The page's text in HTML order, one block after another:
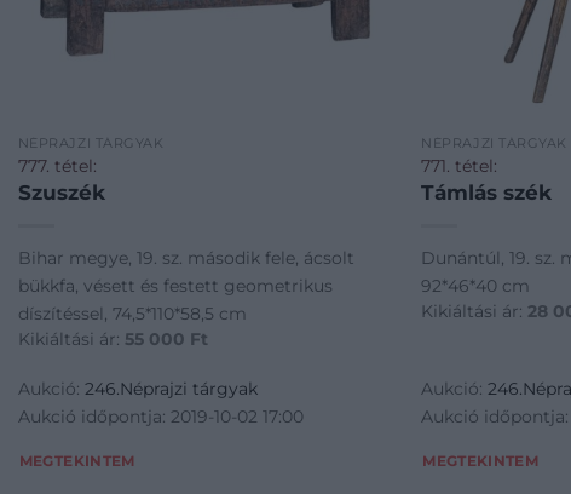
NÉPRAJZI TÁRGYAK
777. tétel:
Szuszék
Bihar megye, 19. sz. második fele, ácsolt
bükkfa, vésett és festett geometrikus
díszítéssel, 74,5*110*58,5 cm
Kikiáltási ár: 55 000 Ft
Aukció: 246.Néprajzi tárgyak
Aukció időpontja: 2019-10-02 17:00
MEGTEKINTEM
NÉPRAJZI TÁRGYAK
771. tétel:
Támlás szék
Dunántúl, 19. sz.
92*46*40 cm
Kikiáltási ár: 28
Aukció:
Aukció időpontja:
MEGTEKINTEM